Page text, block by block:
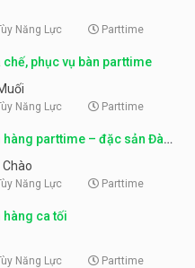
Năng Lực Parttime
chế, phục vụ bàn parttime
Năng Lực Parttime
hàng parttime – đặc sản Đà
Năng Lực Parttime
hàng ca tối
Năng Lực Parttime